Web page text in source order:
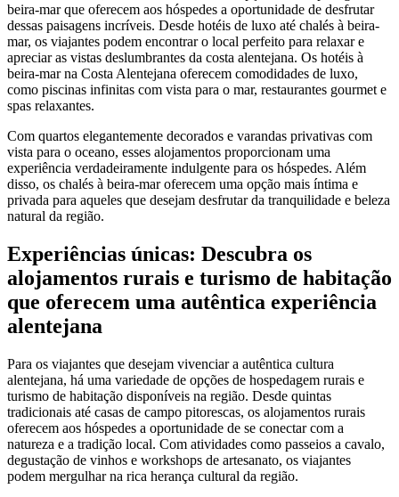
beira-mar que oferecem aos hóspedes a oportunidade de desfrutar
dessas paisagens incríveis. Desde hotéis de luxo até chalés à beira-
mar, os viajantes podem encontrar o local perfeito para relaxar e
apreciar as vistas deslumbrantes da costa alentejana. Os hotéis à
beira-mar na Costa Alentejana oferecem comodidades de luxo,
como piscinas infinitas com vista para o mar, restaurantes gourmet e
spas relaxantes.
Com quartos elegantemente decorados e varandas privativas com
vista para o oceano, esses alojamentos proporcionam uma
experiência verdadeiramente indulgente para os hóspedes. Além
disso, os chalés à beira-mar oferecem uma opção mais íntima e
privada para aqueles que desejam desfrutar da tranquilidade e beleza
natural da região.
Experiências únicas: Descubra os
alojamentos rurais e turismo de habitação
que oferecem uma autêntica experiência
alentejana
Para os viajantes que desejam vivenciar a autêntica cultura
alentejana, há uma variedade de opções de hospedagem rurais e
turismo de habitação disponíveis na região. Desde quintas
tradicionais até casas de campo pitorescas, os alojamentos rurais
oferecem aos hóspedes a oportunidade de se conectar com a
natureza e a tradição local. Com atividades como passeios a cavalo,
degustação de vinhos e workshops de artesanato, os viajantes
podem mergulhar na rica herança cultural da região.